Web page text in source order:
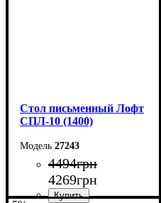
Стол письменный Лофт
СПЛ-10 (1400)
27243
4494грн
4269грн